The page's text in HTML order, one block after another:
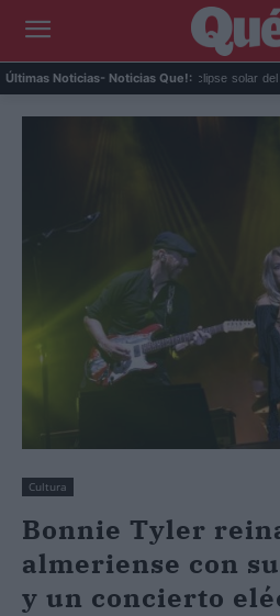
Últimas Noticias- Noticias Que!:
Gafas gratis para ver el eclipse solar del 12 de
Cultura
Bonnie Tyler
almeriense con
y un concierto